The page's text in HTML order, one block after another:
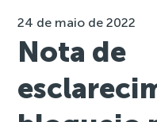
24 de maio de 2022
Nota de